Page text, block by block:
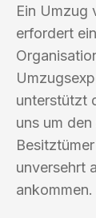
Ein Umzug
erfordert
unterstützt
uns um
unversehrt
ankommen.